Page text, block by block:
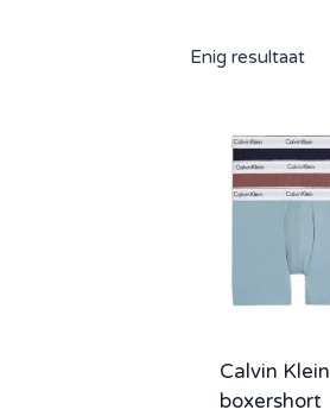
Enig resultaat
Calvin Klein
boxershort